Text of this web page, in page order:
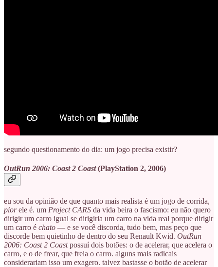
segundo questionamento do dia: um jogo precisa existir?
OutRun 2006: Coast 2 Coast(PlayStation 2, 2006)
eu sou da opinião de que quanto mais realista é um jogo de corrida,
piorele é. um Project CARS da vida beira o fascismo: eu não quero
dirigir um carro igual se dirigiria um carro na vida real porque dirigir
um carro é chato — e se você discorda, tudo bem, mas peço que
discorde bem quietinho de dentro do seu Renault Kwid. OutRun
2006: Coast 2 Coastpossuí dois botões: o de acelerar, que acelera o
carro, e o de frear, que freia o carro. alguns mais radicais
considerariam isso um exagero. talvez bastasse o botão de acelerar